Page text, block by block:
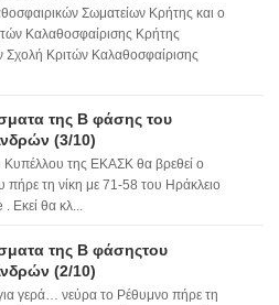
Σωματείων Κρήτης και ο
Καλαθοσφαίρισης Κρήτης
Κριτών Καλαθοσφαίρισης
της Β φάσης του
(3/10)
Κυπέλλου της ΕΚΑΣΚ θα βρεθεί ο
πήρε τη νίκη με 71-58 του Ηράκλειο
Εκεί θα κλ...
της Β φάσηςτου
(2/10)
για γερά… νεύρα το Ρέθυμνο πήρε τη